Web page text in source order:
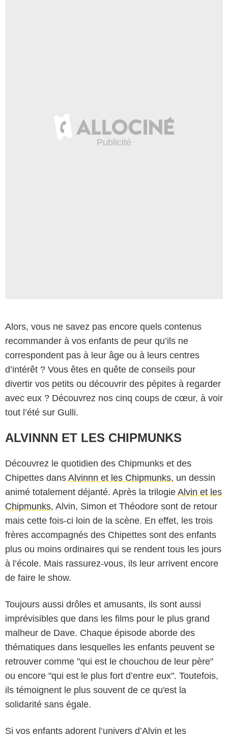
Alors, vous ne savez pas encore quels contenus
recommander à vos enfants de peur qu’ils ne
correspondent pas à leur âge ou à leurs centres
d’intérêt ? Vous êtes en quête de conseils pour
divertir vos petits ou découvrir des pépites à regarder
avec eux ? Découvrez nos cinq coups de cœur, à voir
tout l’été sur Gulli.
ALVINNN ET LES CHIPMUNKS
Découvrez le quotidien des Chipmunks et des
Chipettes dans Alvinnn et les Chipmunks, un dessin
animé totalement déjanté. Après la trilogie Alvin et les
Chipmunks, Alvin, Simon et Théodore sont de retour
mais cette fois-ci loin de la scène. En effet, les trois
frères accompagnés des Chipettes sont des enfants
plus ou moins ordinaires qui se rendent tous les jours
à l’école. Mais rassurez-vous, ils leur arrivent encore
de faire le show.
Toujours aussi drôles et amusants, ils sont aussi
imprévisibles que dans les films pour le plus grand
malheur de Dave. Chaque épisode aborde des
thématiques dans lesquelles les enfants peuvent se
retrouver comme "qui est le chouchou de leur père"
ou encore "qui est le plus fort d’entre eux". Toutefois,
ils témoignent le plus souvent de ce qu'est la
solidarité sans égale.
Si vos enfants adorent l’univers d’Alvin et les